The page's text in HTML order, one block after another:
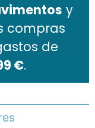
y
compras
de
€.